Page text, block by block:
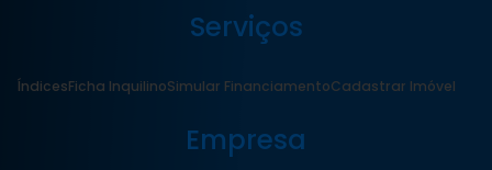
Serviços
ÍndicesFicha InquilinoSimular FinanciamentoCadastrar Imóvel
Empresa